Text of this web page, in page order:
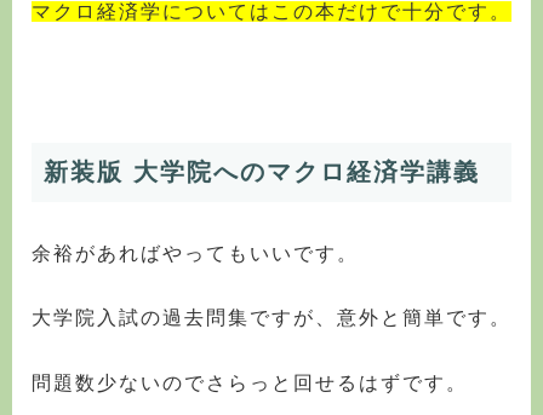
マクロ経済学についてはこの本だけで十分です。
新装版 大学院へのマクロ経済学講義
余裕があればやってもいいです。
大学院入試の過去問集ですが、意外と簡単です。
問題数少ないのでさらっと回せるはずです。